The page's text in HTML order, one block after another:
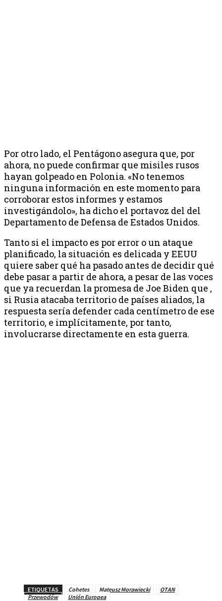
Por otro lado, el Pentágono asegura que, por
ahora, no puede confirmar que misiles rusos
hayan golpeado en Polonia. «No tenemos
ninguna información en este momento para
corroborar estos informes y estamos
investigándolo», ha dicho el portavoz del del
Departamento de Defensa de Estados Unidos.
Tanto si el impacto es por error o un ataque
planificado, la situación es delicada y EEUU
quiere saber qué ha pasado antes de decidir qué
debe pasar a partir de ahora, a pesar de las voces
que ya recuerdan la promesa de Joe Biden que ,
si Rusia atacaba territorio de países aliados, la
respuesta sería defender cada centímetro de ese
territorio, e implícitamente, por tanto,
involucrarse directamente en esta guerra.
ETIQUETAS Cohetes Mateusz Morawiecki
OTAN
Przewodów
Unión Europea